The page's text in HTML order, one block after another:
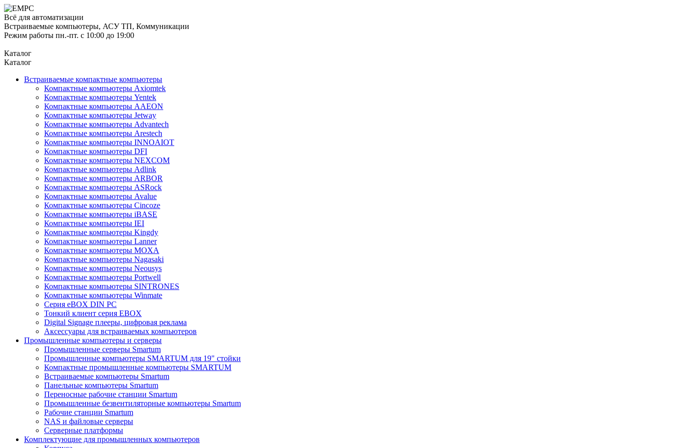
Всё для автоматизации
Встраиваемые компьютеры, АСУ ТП, Коммуникации
Режим работы пн.-пт. с 10:00 до 19:00
Каталог
Каталог
Встраиваемые компактные компьютеры
Компактные компьютеры Axiomtek
Компактные компьютеры Yentek
Компактные компьютеры AAEON
Компактные компьютеры Jetway
Компактные компьютеры Advantech
Компактные компьютеры Arestech
Компактные компьютеры INNOAIOT
Компактные компьютеры DFI
Компактные компьютеры NEXCOM
Компактные компьютеры Adlink
Компактные компьютеры ARBOR
Компактные компьютеры ASRock
Компактные компьютеры Avalue
Компактные компьютеры Cincoze
Компактные компьютеры iBASE
Компактные компьютеры IEI
Компактные компьютеры Kingdy
Компактные компьютеры Lanner
Компактные компьютеры MOXA
Компактные компьютеры Nagasaki
Компактные компьютеры Neousys
Компактные компьютеры Portwell
Компактные компьютеры SINTRONES
Компактные компьютеры Winmate
Серия eBOX DIN PC
Тонкий клиент серия EBOX
Digital Signage плееры, цифровая реклама
Аксессуары для встраиваемых компьютеров
Промышленные компьютеры и серверы
Промышленные серверы Smartum
Промышленные компьютеры SMARTUM для 19" стойки
Компактные промышленные компьютеры SMARTUM
Встраиваемые компьютеры Smartum
Панельные компьютеры Smartum
Переносные рабочие станции Smartum
Промышленные безвентиляторные компьютеры Smartum
Рабочие станции Smartum
NAS и файловые серверы
Серверные платформы
Комплектующие для промышленных компьютеров